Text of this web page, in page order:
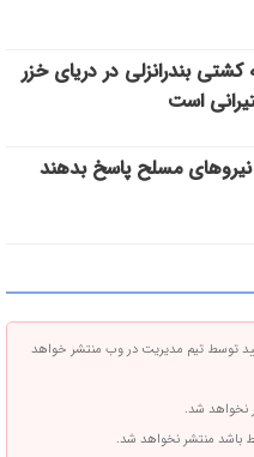
کشتی بندرانزلی در دریای خزر
است
مسلح پاسخ بدهند
توسط تیم مدیریت در وب منتشر خواهد
نخواهد شد.
باشد منتشر نخواهد شد.